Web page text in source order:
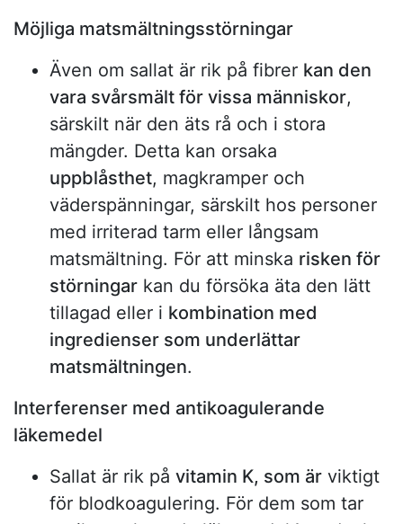
Möjliga matsmältningsstörningar
Även om sallat är rik på fibrer kan den
vara svårsmält för vissa människor,
särskilt när den äts rå och i stora
mängder. Detta kan orsaka
uppblåsthet, magkramper och
väderspänningar, särskilt hos personer
med irriterad tarm eller långsam
matsmältning. För att minska risken för
störningar kan du försöka äta den lätt
tillagad eller i kombination med
ingredienser som underlättar
matsmältningen.
Interferenser med antikoagulerande
läkemedel
Sallat är rik på vitamin K, som är viktigt
för blodkoagulering. För dem som tar